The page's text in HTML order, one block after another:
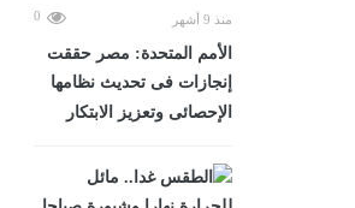
منذ 9 أشهر 0
الأمم المتحدة: مصر حققت
إنجازات فى تحديث نظامها
الإحصائى وتعزيز الابتكار